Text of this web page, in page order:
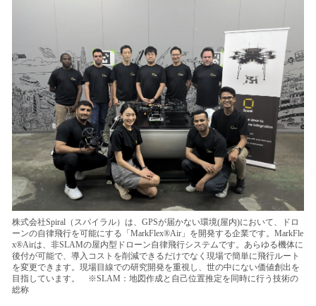
株式会社Spiral（スパイラル）は、GPSが届かない環境(屋内)において、ドロ
ーンの自律飛行を可能にする「MarkFlex®Air」を開発する企業です。MarkFle
x®Airは、非SLAMの屋内型ドローン自律飛行システムです。あらゆる機体に
後付が可能で、導入コストを削減できるだけでなく現場で簡単に飛行ルート
を変更できます。現場目線での研究開発を重視し、世の中にない価値創出を
目指しています。 ※SLAM：地図作成と自己位置推定を同時に行う技術の
総称